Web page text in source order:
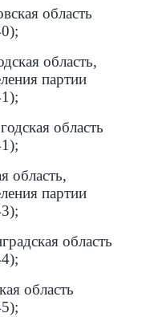
область
область,
партии
область
область,
партии
область
область